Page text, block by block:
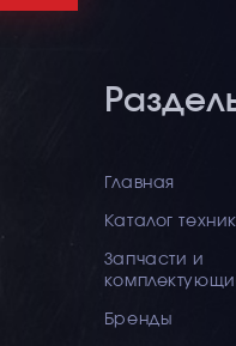
Главная
Каталог
Запчасти и
Бренды